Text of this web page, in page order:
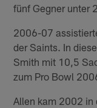
fünf Gegner unter
2006-07
der Saints. In
Smith mit 10,5
zum Pro Bowl
Allen kam 2002 in